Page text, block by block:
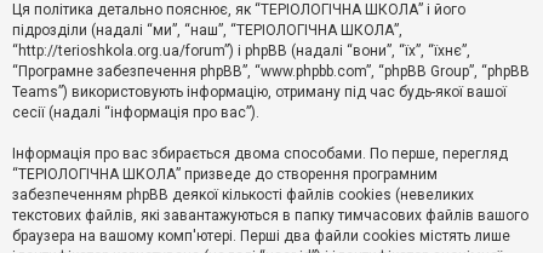
с
т
р
а
ц
і
я
Т
е
м
и
б
Ця політика детально пояснює, як “ТЕРІОЛОГІЧНА ШКОЛА” і його
підрозділи (надалі “ми”, “наш”, “ТЕРІОЛОГІЧНА ШКОЛА”,
“http://terioshkola.org.ua/forum”) і phpBB (надалі “вони”, “їх”, “їхнє”,
“Програмне забезпечення phpBB”, “www.phpbb.com”, “phpBB Group”, “phpBB
Teams”) використовують інформацію, отриману під час будь-якої вашої
сесії (надалі “інформація про вас”).
Інформація про вас збирається двома способами. По перше, перегляд
“ТЕРІОЛОГІЧНА ШКОЛА” призведе до створення програмним
забезпеченням phpBB деякої кількості файлів cookies (невеликих
текстових файлів, які завантажуються в папку тимчасових файлів вашого
браузера на вашому комп'ютері. Перші два файли cookies містять лише